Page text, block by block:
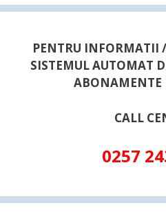
PENTRU INFORMATII
SISTEMUL AUTOMAT
ABONAMENTE
CALL
0257